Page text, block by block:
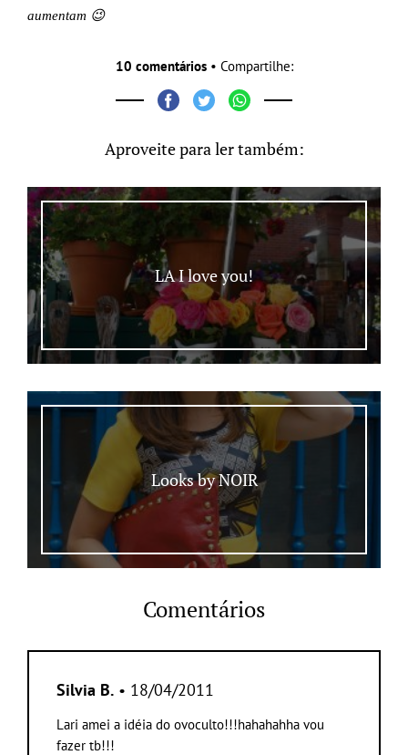
aumentam 😉
10 comentários• Compartilhe:
Aproveite para ler também:
LA I love you!
Looks by NOIR
Comentários
Silvia B. • 18/04/2011
Lari amei a idéia do ovoculto!!!hahahahha vou
fazer tb!!!